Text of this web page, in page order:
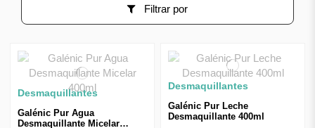
Filtrar por
Desmaquillantes
Galénic Pur Agua
Desmaquillante Micelar
Desmaquillantes
Galénic Pur Leche
Desmaquillante 400ml